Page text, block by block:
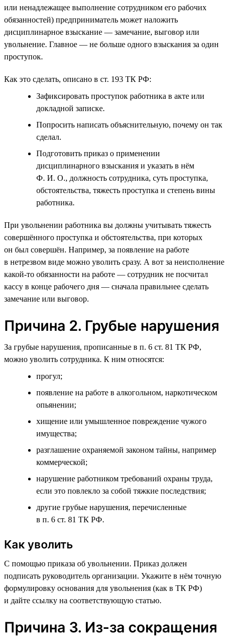
или ненадлежащее выполнение сотрудником его рабочих
обязанностей) предприниматель может наложить
дисциплинарное взыскание — замечание, выговор или
увольнение. Главное — не больше одного взыскания за один
проступок.
Как это сделать, описано в ст. 193 ТК РФ:
Зафиксировать проступок работника в акте или
докладной записке.
Попросить написать объяснительную, почему он так
сделал.
Подготовить приказ о применении
дисциплинарного взыскания и указать в нём
Ф. И. О., должность сотрудника, суть проступка,
обстоятельства, тяжесть проступка и степень вины
работника.
При увольнении работника вы должны учитывать тяжесть
совершённого проступка и обстоятельства, при которых
он был совершён. Например, за появление на работе
в нетрезвом виде можно уволить сразу. А вот за неисполнение
какой-то обязанности на работе — сотрудник не посчитал
кассу в конце рабочего дня — сначала правильнее сделать
замечание или выговор.
Причина 2. Грубые нарушения
За грубые нарушения, прописанные в п. 6 ст. 81 ТК РФ,
можно уволить сотрудника. К ним относятся:
прогул;
появление на работе в алкогольном, наркотическом
опьянении;
хищение или умышленное повреждение чужого
имущества;
разглашение охраняемой законом тайны, например
коммерческой;
нарушение работником требований охраны труда,
если это повлекло за собой тяжкие последствия;
другие грубые нарушения, перечисленные
в п. 6 ст. 81 ТК РФ.
Как уволить
С помощью приказа об увольнении. Приказ должен
подписать руководитель организации. Укажите в нём точную
формулировку основания для увольнения (как в ТК РФ)
и дайте ссылку на соответствующую статью.
Причина 3. Из-за сокращения